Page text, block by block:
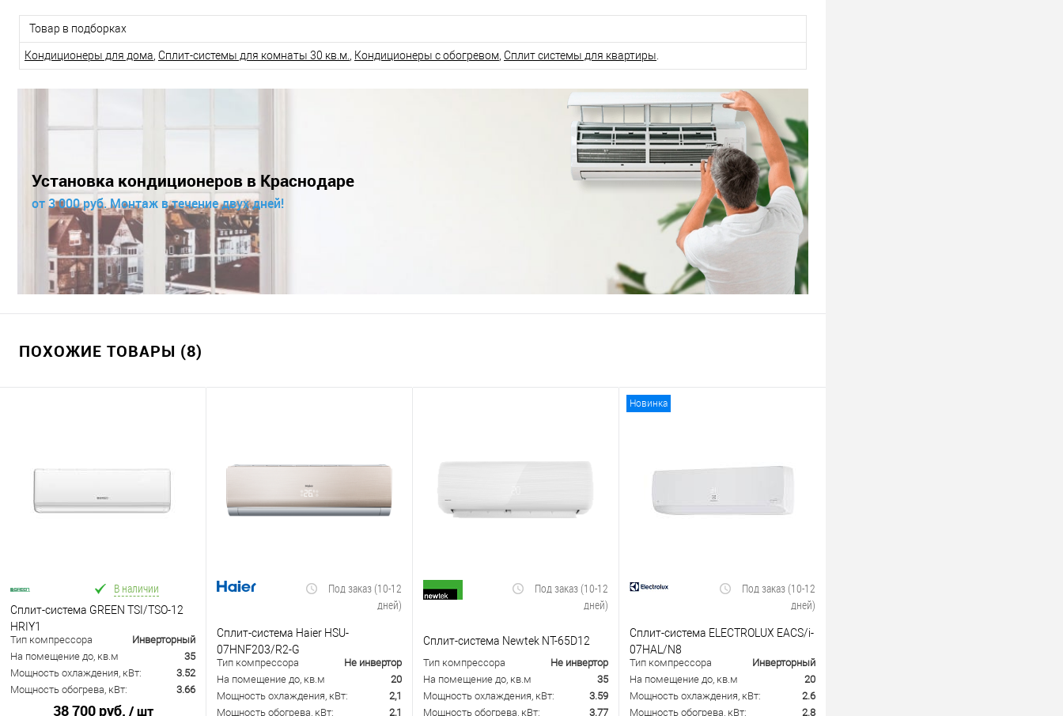
Товар в подборках
Кондиционеры для дома, Сплит-системы для комнаты 30 кв.м., Кондиционеры с обогревом, Сплит системы для квартиры.
Установка кондиционеров в Краснодаре
от 3 000 руб. Монтаж в течение двух дней!
ПОХОЖИЕ ТОВАРЫ (8)
В наличии
Сплит-система GREEN TSI/TSO-12
HRIY1
Тип компрессора
Инверторный
На помещение до, кв.м
35
Мощность охлаждения, кВт:
3.52
Мощность обогрева, кВт:
3.66
38 700 руб. / шт
Под заказ (10-12
дней)
Сплит-система Haier HSU-
07HNF203/R2-G
Тип компрессора
Не инвертор
На помещение до, кв.м
20
Мощность охлаждения, кВт:
2,1
Мощность обогрева, кВт:
2,1
Под заказ (10-12
дней)
Сплит-система Newtek NT-65D12
Тип компрессора
Не инвертор
На помещение до, кв.м
35
Мощность охлаждения, кВт:
3.59
Мощность обогрева, кВт:
3.77
Новинка
Под заказ (10-12
дней)
Сплит-система ELECTROLUX EACS/i-
07HAL/N8
Тип компрессора
Инверторный
На помещение до, кв.м
20
Мощность охлаждения, кВт:
2.6
Мощность обогрева, кВт:
2.8